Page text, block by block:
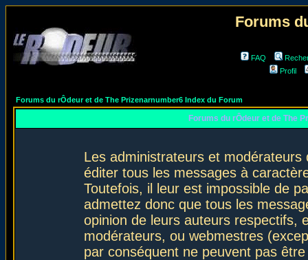
Forums
FAQ
Profil
Forums du rÔdeur et de The Prizenarnumber6 Index du Forum
Forums du rÔdeur et de The
Les administrateurs et
éditer tous les messages à
Toutefois, il leur est impossible de
admettez donc que tous les
opinion de leurs auteurs respectifs,
modérateurs, ou webmestres
par conséquent ne peuvent pas